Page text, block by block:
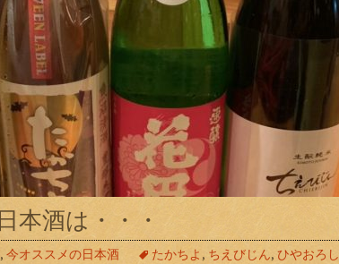
本酒は・・・
, 今オススメの日本酒 たかちよ , ちえびじん, ひやおろし